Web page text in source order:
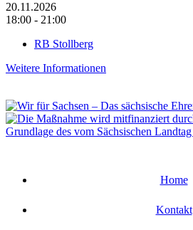
20.11.2026
18:00 - 21:00
RB Stollberg
Weitere Informationen
Home
Kontakt